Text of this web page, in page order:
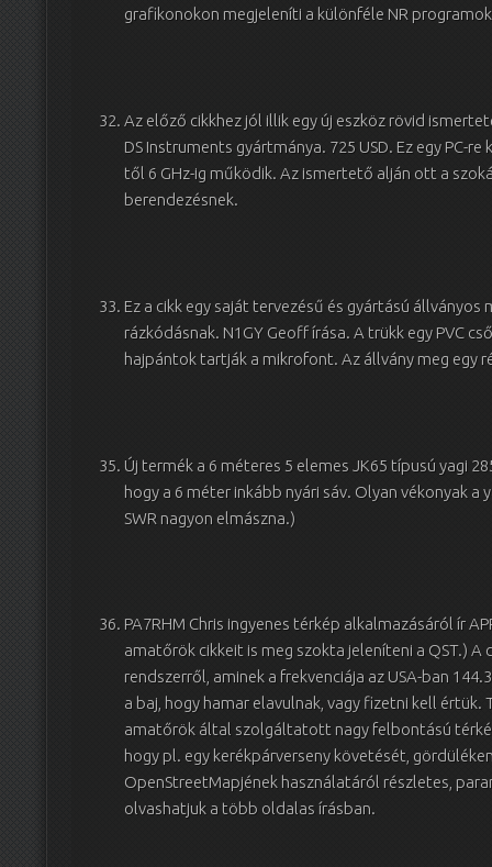
grafikonokon megjeleníti a különféle NR
Az előző cikkhez jól illik egy új eszköz rövid
DS Instruments gyártmánya. 725 USD. Ez egy PC-
től 6 GHz-ig működik. Az ismertető alján ott a
berendezésnek.
Ez a cikk egy saját tervezésű és gyártású
rázkódásnak. N1GY Geoff írása. A trükk egy PVC
hajpántok tartják a mikrofont. Az állvány meg egy
Új termék a 6 méteres 5 elemes JK65 típusú yagi
hogy a 6 méter inkább nyári sáv. Olyan vékonyak a
SWR nagyon elmászna.)
PA7RHM Chris ingyenes térkép alkalmazásáról ír
amatőrök cikkeit is meg szokta jeleníteni a QST.) A
rendszerről, aminek a frekvenciája az USA-ban
a baj, hogy hamar elavulnak, vagy fizetni kell értük.
amatőrök által szolgáltatott nagy felbontású
hogy pl. egy kerékpárverseny követését,
OpenStreetMapjének használatáról részletes,
olvashatjuk a több oldalas írásban.